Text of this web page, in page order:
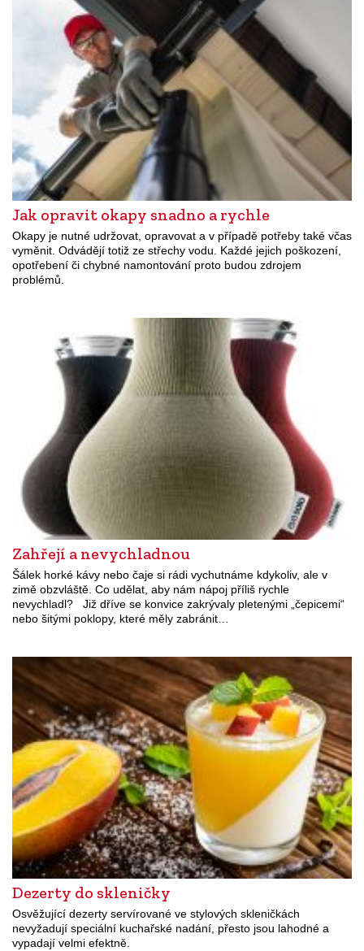
Jak opravit okapy snadno a rychle
Okapy je nutné udržovat, opravovat a v případě potřeby také včas
vyměnit. Odvádějí totiž ze střechy vodu. Každé jejich poškození,
opotřebení či chybné namontování proto budou zdrojem
problémů.
Zahřejí a nevychladnou
Šálek horké kávy nebo čaje si rádi vychutnáme kdykoliv, ale v
zimě obzvláště. Co udělat, aby nám nápoj příliš rychle
nevychladl? Již dříve se konvice zakrývaly pletenými „čepicemi“
nebo šitými poklopy, které měly zabránit…
Dezerty do skleničky
Osvěžující dezerty servírované ve stylových skleničkách
nevyžadují speciální kuchařské nadání, přesto jsou lahodné a
vypadají velmi efektně.